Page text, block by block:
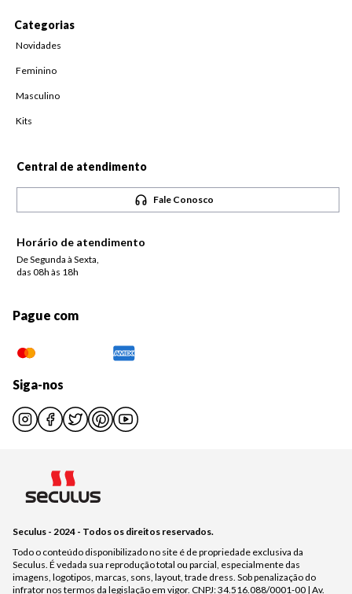
Categorias
Novidades
Feminino
Masculino
Kits
Central de atendimento
Fale Conosco
Horário de atendimento
De Segunda à Sexta,
das 08h às 18h
Pague com
Siga-nos
Seculus - 2024 - Todos os direitos reservados.
Todo o conteúdo disponibilizado no site é de propriedade exclusiva da
Seculus. É vedada sua reprodução total ou parcial, especialmente das
imagens, logotipos, marcas, sons, layout, trade dress. Sob penalização do
infrator nos termos da legislação em vigor. CNPJ: 34.516.088/0001-00 | Av.